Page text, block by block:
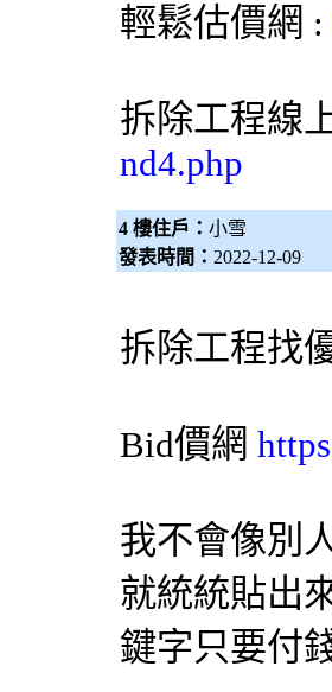
輕鬆估價網 :
拆除工程線
nd4.php
4 樓住戶： 小雪
發表時間： 2022-12-09
拆除工程找
Bid價網
我不會像別
就統統貼出
鍵字只要付